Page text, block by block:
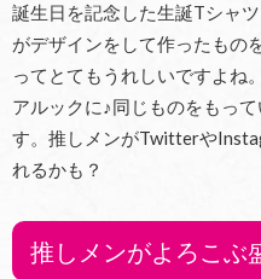
誕生日を記念した生誕Tシャ
がデザインをして作ったもの
ってとてもうれしいですよね
アルックに♪同じものをもっ
す。推しメンがTwitterや
れるかも？
推しメンがよろこぶ